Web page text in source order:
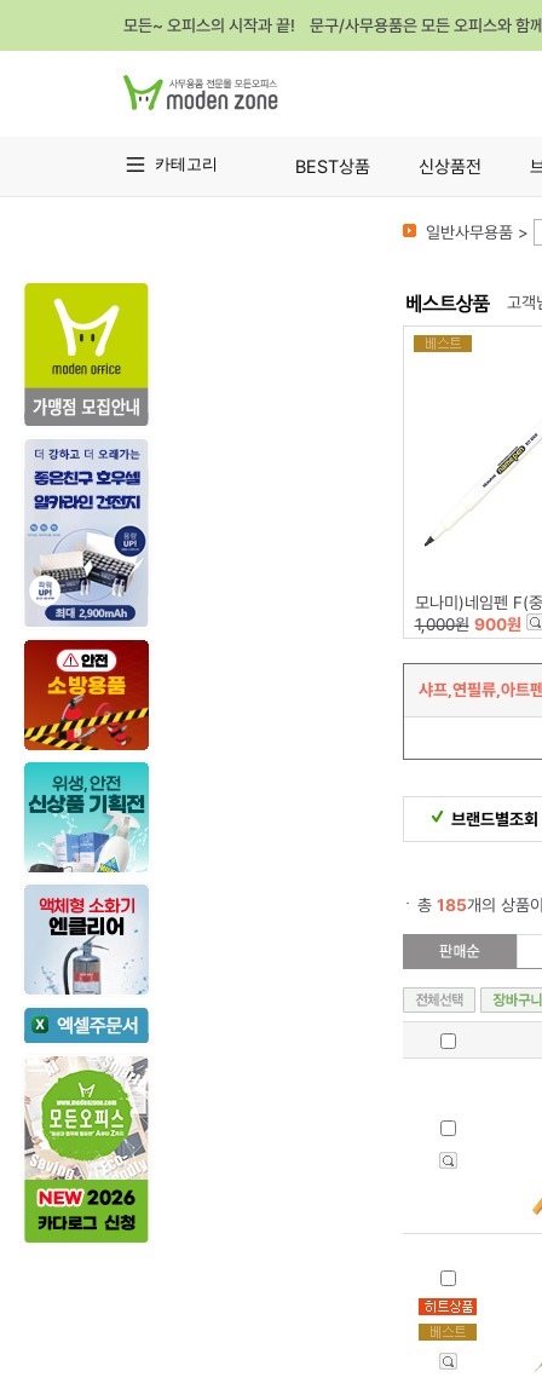
모든~ 오피스의 시작과 끝! 문구/사무용품은 모든 오피스와 함
카테고리 BEST상품 신상품전
일반사무용품 >
고객
모나미)네임펜 F(중간글씨용
1,000원 900원
샤프,연필류,아트
브랜드별조회
총 185개의 상품